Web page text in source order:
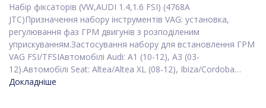
Набір фіксаторів (VW,AUDI 1.4,1.6 FSI) (4768A
JTC)Призначення набору інструментів VAG: установка,
регулювання фаз ГРМ двигунів з розподіленим
уприскуванням.Застосування набору для встановлення ГРМ
VAG FSI/TFSIАвтомобілі Audi: A1 (10-12), A3 (03-
12).Автомобілі Seat: Altea/Altea XL (08-12), Ibiza/Cordoba…
Докладніше